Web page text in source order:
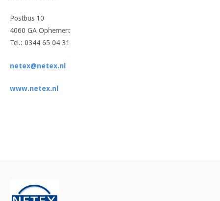
Postbus 10
4060 GA Ophemert
Tel.: 0344 65 04 31
netex@netex.nl
www.netex.nl
navigatie